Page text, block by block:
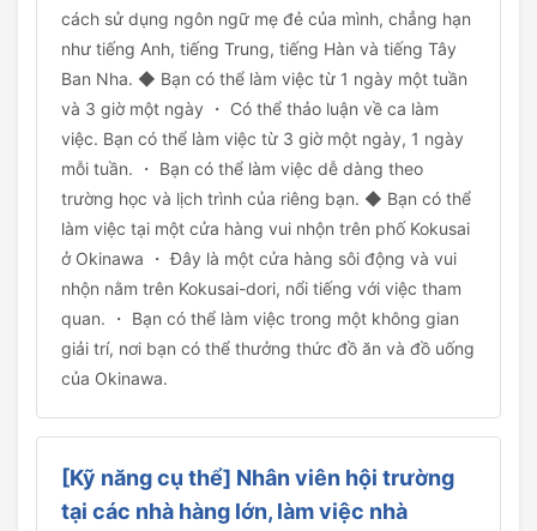
cách sử dụng ngôn ngữ mẹ đẻ của mình, chẳng hạn
như tiếng Anh, tiếng Trung, tiếng Hàn và tiếng Tây
Ban Nha. ◆ Bạn có thể làm việc từ 1 ngày một tuần
và 3 giờ một ngày ・ Có thể thảo luận về ca làm
việc. Bạn có thể làm việc từ 3 giờ một ngày, 1 ngày
mỗi tuần. ・ Bạn có thể làm việc dễ dàng theo
trường học và lịch trình của riêng bạn. ◆ Bạn có thể
làm việc tại một cửa hàng vui nhộn trên phố Kokusai
ở Okinawa ・ Đây là một cửa hàng sôi động và vui
nhộn nằm trên Kokusai-dori, nổi tiếng với việc tham
quan. ・ Bạn có thể làm việc trong một không gian
giải trí, nơi bạn có thể thưởng thức đồ ăn và đồ uống
của Okinawa.
[Kỹ năng cụ thể] Nhân viên hội trường
tại các nhà hàng lớn, làm việc nhà